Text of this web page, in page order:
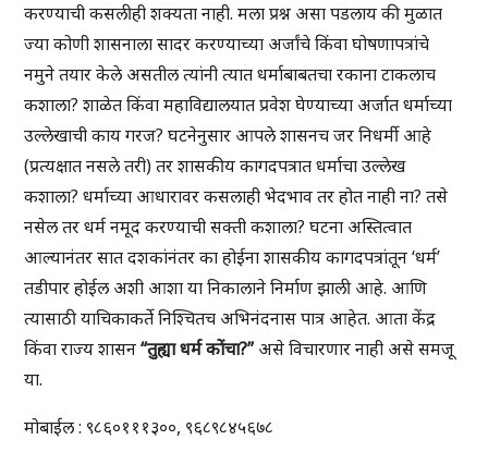
करण्याची कसलीही शक्यता नाही. मला प्रश्न असा पडलाय की मुळात
ज्या कोणी शासनाला सादर करण्याच्या अर्जांचे किंवा घोषणापत्रांचे
नमुने तयार केले असतील त्यांनी त्यात धर्माबाबतचा रकाना टाकलाच
कशाला? शाळेत किंवा महाविद्यालयात प्रवेश घेण्याच्या अर्जात धर्माच्या
उल्लेखाची काय गरज? घटनेनुसार आपले शासनच जर निधर्मी आहे
(प्रत्यक्षात नसले तरी) तर शासकीय कागदपत्रात धर्माचा उल्लेख
कशाला? धर्माच्या आधारावर कसलाही भेदभाव तर होत नाही ना? तसे
नसेल तर धर्म नमूद करण्याची सक्ती कशाला? घटना अस्तित्वात
आल्यानंतर सात दशकांनंतर का होईना शासकीय कागदपत्रांतून ‘धर्म’
तडीपार होईल अशी आशा या निकालाने निर्माण झाली आहे. आणि
त्यासाठी याचिकाकर्ते निश्चितच अभिनंदनास पात्र आहेत. आता केंद्र
किंवा राज्य शासन“तुह्या धर्म कोंचा?” असे विचारणार नाही असे समजू
या.
मोबाईल : ९८६०१११३००, ९६८९८४५६७८